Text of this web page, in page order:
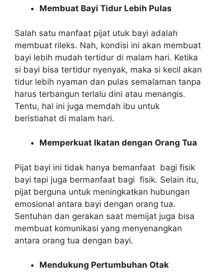
Membuat Bayi Tidur Lebih Pulas
Salah satu manfaat pijat utuk bayi adalah
membuat rileks. Nah, kondisi ini akan membuat
bayi lebih mudah tertidur di malam hari. Ketika
si bayi bisa tertidur nyenyak, maka si kecil akan
tidur lebih nyaman dan pulas semalaman tanpa
harus terbangun terlalu dini atau menangis.
Tentu, hal ini juga memdah ibu untuk
beristiahat di malam hari.
Memperkuat Ikatan dengan Orang Tua
Pijat bayi ini tidak hanya bemanfaat bagi fisik
bayi tapi juga bermanfaat bagi fisik. Selain itu,
pijat berguna untuk meningkatkan hubungan
emosional antara bayi dengan orang tua.
Sentuhan dan gerakan saat memijat juga bisa
membuat komunikasi yang menyenangkan
antara orang tua dengan bayi.
Mendukung Pertumbuhan Otak